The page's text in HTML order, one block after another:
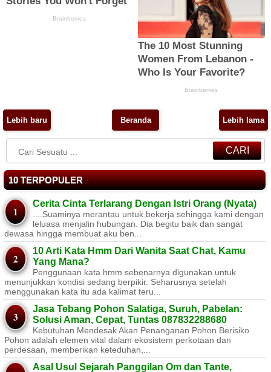
Lebih baru Lebih lama
Beranda
CARI
10 TERPOPULER
Cerita Cinta Terlarang Dengan Istri Orang (Nyata)
....Suaminya merantau untuk bekerja sehingga kami dengan
leluasa menjalin hubungan. Dia begitu baik dan sangat
dewasa hingga membuat aku ben...
10 Arti Kata Hmm Dari Wanita Saat Chat, Kamu
Yang Mana?
Penggunaan kata hmm sebenarnya digunakan untuk
menunjukkan kondisi sedang berpikir. Seharusnya setelah
menggunakan kata itu ada kalimat teru...
Jasa Tebang Pohon Salatiga, Suruh, Pabelan:
Solusi Aman, Cepat, Tuntas 087832288680
Kebutuhan Mendesak Akan Penanganan Pohon Berisiko ​
Pohon adalah elemen vital dalam ekosistem perkotaan dan
perdesaan, memberikan keteduhan,...
Asal Usul Sejarah Panggilan Om dan Tante,